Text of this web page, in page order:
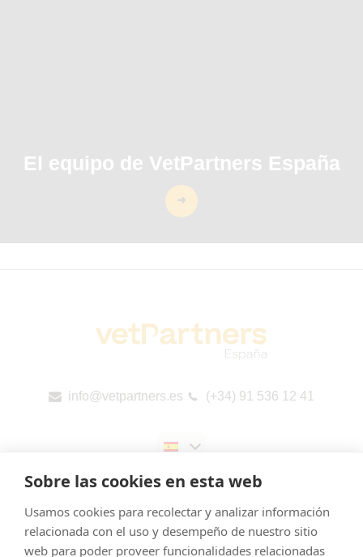
Sobre las cookies en esta web
Usamos cookies para recolectar y analizar información
relacionada con el uso y desempeño de nuestro sitio
web para poder proveer funcionalidades relacionadas
El equipo de VetPartners España
info@vetpartners.es (+34) 91 536 12 41
Aviso legal